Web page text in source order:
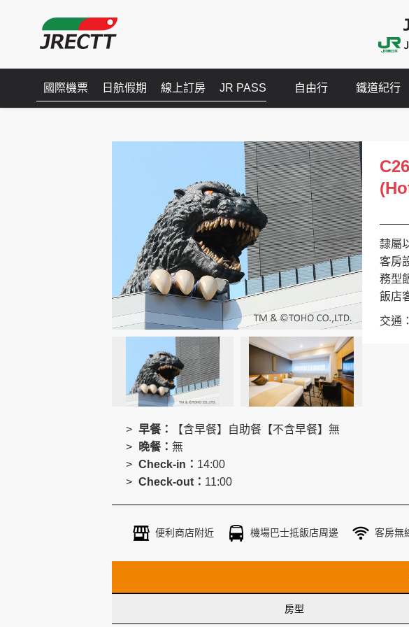
國際機票 日航假期 線上訂房 JR PASS 自由行 鐵道紀行
隸屬
客房
務型
飯店
交通
早餐：
【含早餐】自助餐【不含早餐】無
晚餐： 無
Check-in： 14:00
Check-out： 11:00
便利商店附近 機場巴士抵飯店周邊 客房無
房型